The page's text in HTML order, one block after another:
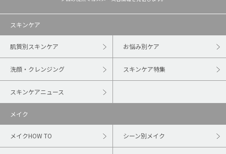
スキンケア
肌質別スキンケア お悩み別ケア
洗顔・クレンジング スキンケア特集
スキンケアニュース
メイク
メイクHOW TO シーン別メイク